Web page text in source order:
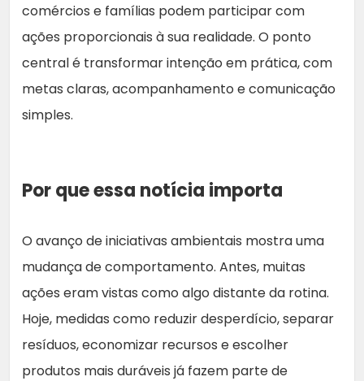
comércios e famílias podem participar com
ações proporcionais à sua realidade. O ponto
central é transformar intenção em prática, com
metas claras, acompanhamento e comunicação
simples.
Por que essa notícia importa
O avanço de iniciativas ambientais mostra uma
mudança de comportamento. Antes, muitas
ações eram vistas como algo distante da rotina.
Hoje, medidas como reduzir desperdício, separar
resíduos, economizar recursos e escolher
produtos mais duráveis já fazem parte de